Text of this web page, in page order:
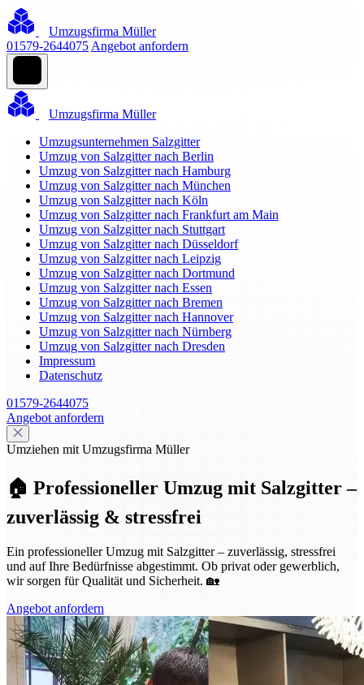
Umzugsfirma Müller
01579-2644075 Angebot anfordern
Umzugsfirma Müller
Umzugsunternehmen Salzgitter
Umzug von Salzgitter nach Berlin
Umzug von Salzgitter nach Hamburg
Umzug von Salzgitter nach München
Umzug von Salzgitter nach Köln
Umzug von Salzgitter nach Frankfurt am Main
Umzug von Salzgitter nach Stuttgart
Umzug von Salzgitter nach Düsseldorf
Umzug von Salzgitter nach Leipzig
Umzug von Salzgitter nach Dortmund
Umzug von Salzgitter nach Essen
Umzug von Salzgitter nach Bremen
Umzug von Salzgitter nach Hannover
Umzug von Salzgitter nach Nürnberg
Umzug von Salzgitter nach Dresden
Impressum
Datenschutz
01579-2644075
Angebot anfordern
Umziehen mit Umzugsfirma Müller
🏠 Professioneller Umzug mit Salzgitter –
zuverlässig & stressfrei
Ein professioneller Umzug mit Salzgitter – zuverlässig, stressfrei
und auf Ihre Bedürfnisse abgestimmt. Ob privat oder gewerblich,
wir sorgen für Qualität und Sicherheit. 🏡
Angebot anfordern